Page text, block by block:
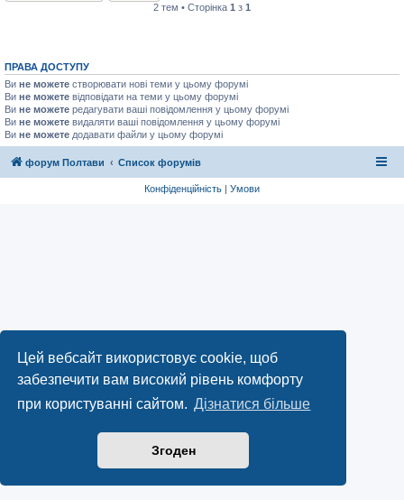
Цей вебсайт використовує cookie, щоб
забезпечити вам високий рівень комфорту
при користуванні сайтом. Дізнатися більше
Згоден
2 тем • Сторінка 1 з 1
ПРАВА ДОСТУПУ
Ви не можете створювати нові теми у цьому форумі
Ви не можете відповідати на теми у цьому форумі
Ви не можете редагувати ваші повідомлення у цьому форумі
Ви не можете видаляти ваші повідомлення у цьому форумі
Ви не можете додавати файли у цьому форумі
форум Полтави Список форумів
Конфіденційність | Умови